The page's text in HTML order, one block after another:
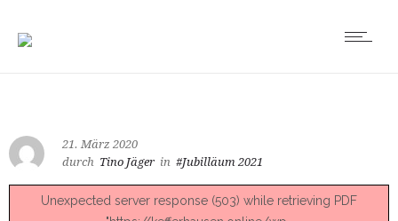
21. März 2020
durch Tino Jäger in #Jubilläum 2021
Unexpected server response (503) while retrieving PDF